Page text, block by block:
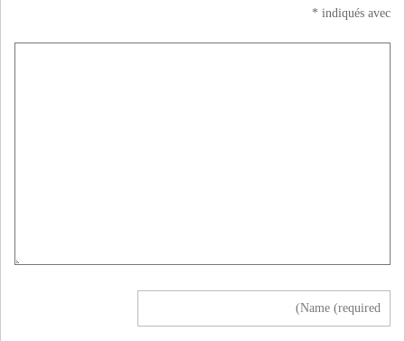
indiqués avec
*